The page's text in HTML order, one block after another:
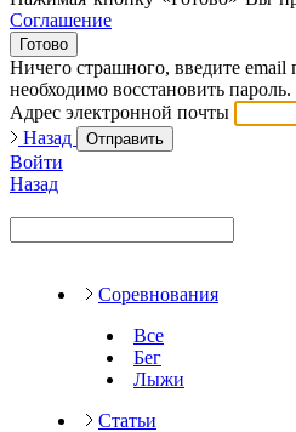
Соглашение
Готово
Ничего страшного, введите email
необходимо восстановить пароль.
Адрес электронной почты
Назад
Отправить
Войти
Назад
Соревнования
Все
Бег
Лыжи
Статьи